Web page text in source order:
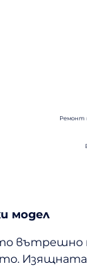
Ремонт
модел
вътрешно
Изящната